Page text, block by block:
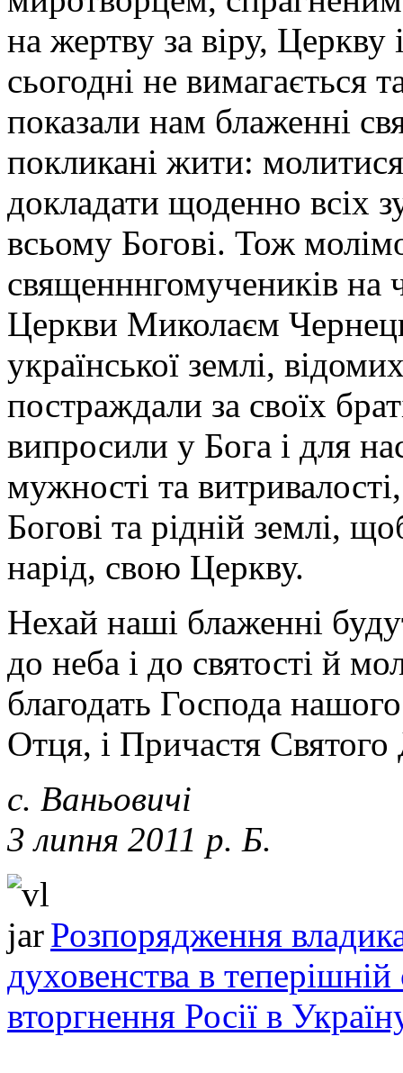
на жертву за віру,
сьогодні не вимагається
показали нам блаженні
покликані жити:
докладати щоденно всіх
всьому Богові. Тож
священннгомучеників на
Церкви Миколаєм
української землі,
постраждали за своїх
випросили у Бога і для
мужності та
Богові та рідній землі,
нарід, свою Церкву.
Нехай наші блаженні
до неба і до святості й
благодать Господа
Отця, і Причастя
c. Ваньовичі
3 липня 2011 р. Б.
Розпорядження
духовенства в теперішній
вторгнення Росії в